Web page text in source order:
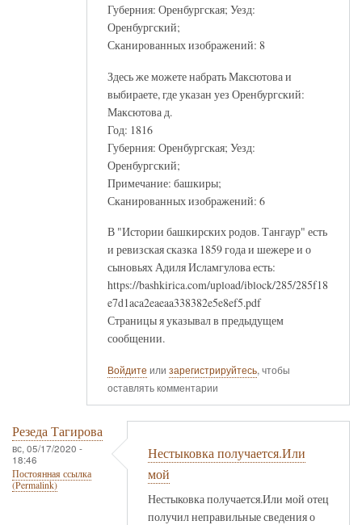
Губерния: Оренбургская; Уезд:
Оренбургский;
Сканированных изображений: 8
Здесь же можете набрать Максютова и
выбираете, где указан уез Оренбургский:
Максютова д.
Год: 1816
Губерния: Оренбургская; Уезд:
Оренбургский;
Примечание: башкиры;
Сканированных изображений: 6
В "Истории башкирских родов. Тангаур" есть
и ревизская сказка 1859 года и шежере и о
сыновьях Адиля Исламгулова есть:
https://bashkirica.com/upload/iblock/285/285f18
e7d1aca2eaeaa338382e5e8ef5.pdf
Страницы я указывал в предыдущем
сообщении.
Войдите или зарегистрируйтесь, чтобы
оставлять комментарии
Резеда Тагирова
вс, 05/17/2020 -
18:46
Постоянная ссылка
(Permalink)
Нестыковка получается.Или
мой
Нестыковка получается.Или мой отец
получил неправильные сведения о